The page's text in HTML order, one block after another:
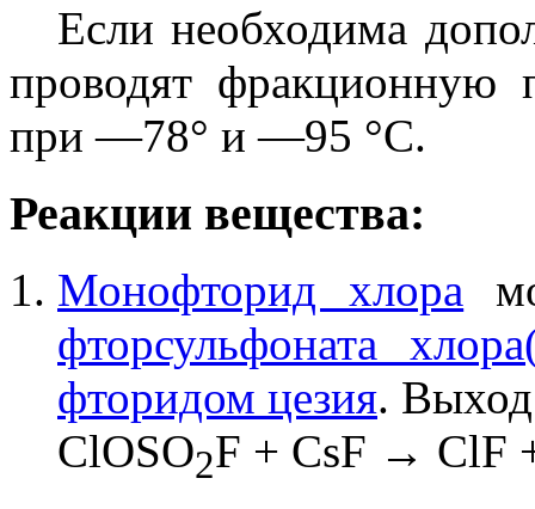
Если необходима
проводят фракционную
при —78° и —95 °С.
Реакции вещества:
Монофторид хлора
фторсульфоната
фторидом цезия.
ClOSO2F + CsF → ClF